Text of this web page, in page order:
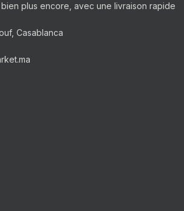
plus encore, avec une livraison rapide
Casablanca